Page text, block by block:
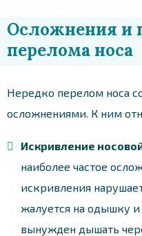
Осложнения и
перелома носа
Нередко перелом носа
осложнениями. К ним
Искривление
наиболее частое
искривления
жалуется на одышку
вынужден дышать